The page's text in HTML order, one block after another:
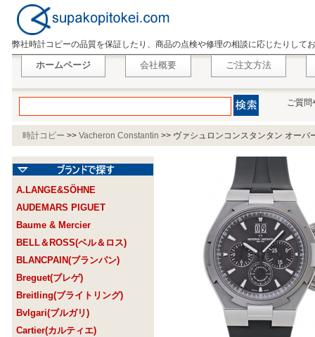
弊社時計コピーの品質を保証したり、商品の点検や修理の相談に応じたりして
ホームページ 会社概要 ご注文方法
ご質問
時計コピー >> Vacheron Constantin >> ヴァシュロンコンスタンタン オー
A.LANGE&SÖHNE
AUDEMARS PIGUET
Baume & Mercier
BELL＆ROSS(ベル＆ロス)
BLANCPAIN(ブランパン)
Breguet(ブレゲ)
Breitling(ブライトリング)
Bvlgari(ブルガリ)
Cartier(カルティエ)